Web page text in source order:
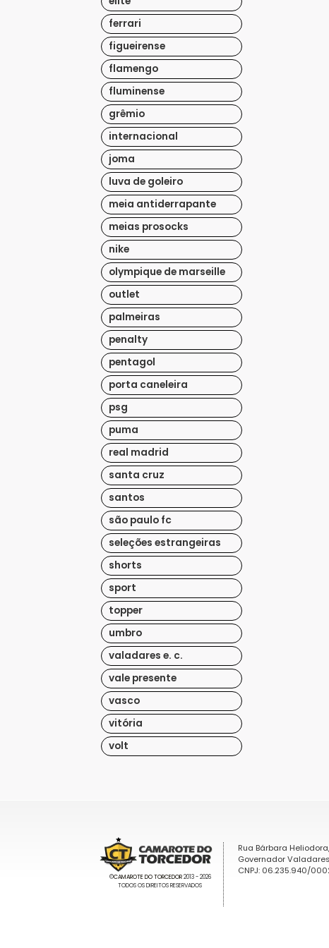
ferrari
figueirense
flamengo
fluminense
grêmio
internacional
joma
luva de goleiro
meia antiderrapante
meias prosocks
nike
olympique de marseille
outlet
palmeiras
penalty
pentagol
porta caneleira
psg
puma
real madrid
santa cruz
santos
são paulo fc
seleções estrangeiras
shorts
sport
topper
umbro
valadares e. c.
vale presente
vasco
vitória
volt
Rua Bárbara
Governador
CNPJ: 06.235.940/
©CAMAROTE DO TORCEDOR2013 - 2026
TODOS OS DIREITOS RESERVADOS